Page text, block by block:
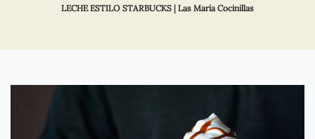
LECHE ESTILO STARBUCKS | Las María Cocinillas